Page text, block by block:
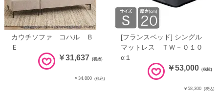
カウチソファ コハル Ｂ
Ｅ
￥31,637 (税抜)
￥34,800 (税込)
[フランスベッド] シングル
マットレス ＴＷ－０１０
α１
￥53,000 (税抜)
￥58,300 (税込)